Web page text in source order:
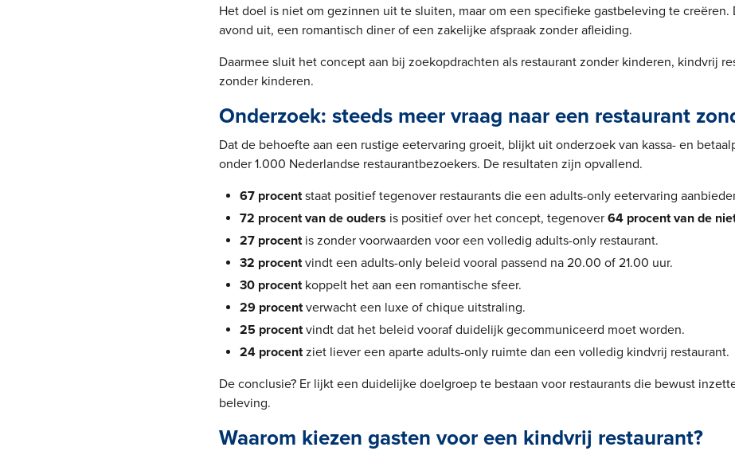
Het doel is niet om gezinnen uit te sluiten, maar om een specifieke gastbeleving te creëren.
avond uit, een romantisch diner of een zakelijke afspraak zonder afleiding.
Daarmee sluit het concept aan bij zoekopdrachten als restaurant zonder kinderen, kindvrij
zonder kinderen.
Onderzoek: steeds meer vraag naar een restaurant
Dat de behoefte aan een rustige eetervaring groeit, blijkt uit onderzoek van kassa- en
onder 1.000 Nederlandse restaurantbezoekers. De resultaten zijn opvallend.
67 procentstaat positief tegenover restaurants die een adults-only eetervaring
72 procent van de ouders is positief over het concept, tegenover64 procent van de
27 procentis zonder voorwaarden voor een volledig adults-only restaurant.
32 procentvindt een adults-only beleid vooral passend na 20.00 of 21.00 uur.
30 procentkoppelt het aan een romantische sfeer.
29 procentverwacht een luxe of chique uitstraling.
25 procentvindt dat het beleid vooraf duidelijk gecommuniceerd moet worden.
24 procentziet liever een aparte adults-only ruimte dan een volledig kindvrij restaurant.
De conclusie? Er lijkt een duidelijke doelgroep te bestaan voor restaurants die bewust
beleving.
Waarom kiezen gasten voor een kindvrij restaurant?